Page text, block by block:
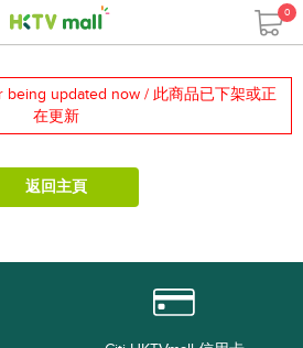
0
updated now / 此商品已下架或正
在更新
返回主頁